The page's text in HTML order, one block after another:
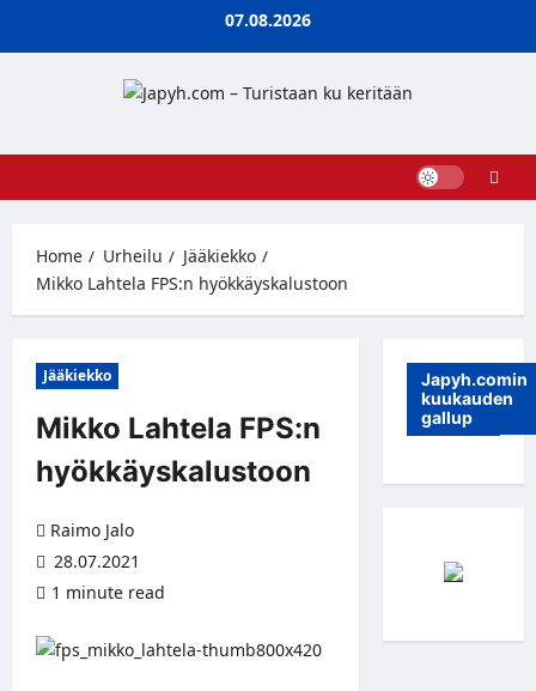
07.08.2026
Home Urheilu
Jääkiekko
Mikko Lahtela FPS:n hyökkäyskalustoon
Jääkiekko
Mikko Lahtela FPS:n
hyökkäyskalustoon
Raimo Jalo
28.07.2021
1 minute read
Japyh.comin
kuukauden
gallup